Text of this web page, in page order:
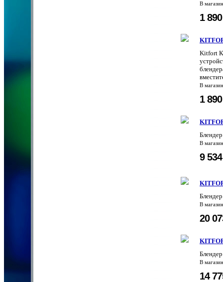
В
1
Kitfort
В
1
В
9
В
20
В
14